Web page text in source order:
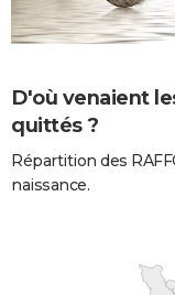
D'où venaient
quittés ?
Répartition des
naissance.